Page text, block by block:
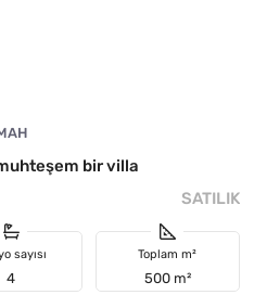
bir villa
SATILIK
sayısı
4
Toplam m²
500 m²